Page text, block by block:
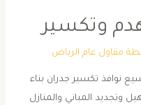
وتكسير
مقاول عام الرياض
نوافذ تكسير جدران بناء
وتجديد المباني والمنازل